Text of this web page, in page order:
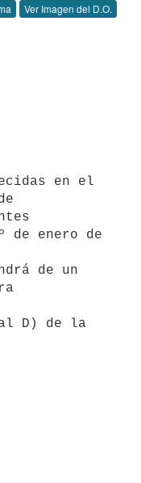
Ver Imagen del D.O.
en el
de enero de
de un
D) de la